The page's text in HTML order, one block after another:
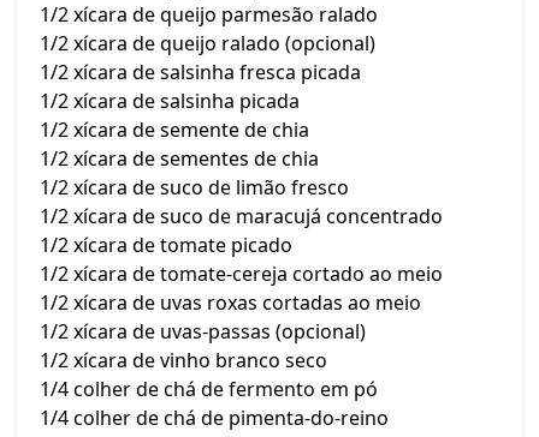
1/2 xícara de queijo parmesão ralado
1/2 xícara de queijo ralado (opcional)
1/2 xícara de salsinha fresca picada
1/2 xícara de salsinha picada
1/2 xícara de semente de chia
1/2 xícara de sementes de chia
1/2 xícara de suco de limão fresco
1/2 xícara de suco de maracujá concentrado
1/2 xícara de tomate picado
1/2 xícara de tomate-cereja cortado ao meio
1/2 xícara de uvas roxas cortadas ao meio
1/2 xícara de uvas-passas (opcional)
1/2 xícara de vinho branco seco
1/4 colher de chá de fermento em pó
1/4 colher de chá de pimenta-do-reino